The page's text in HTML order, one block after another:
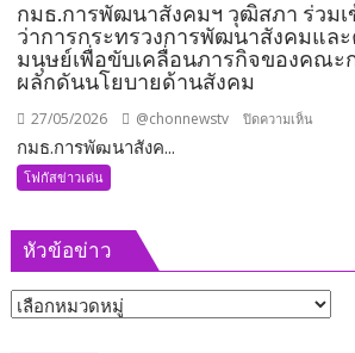
กมธ.การพัฒนาสังคมฯ วุฒิสภา ร่วม
ว่าการกระทรวงการพัฒนาสังคมแล
มนุษย์เพื่อขับเคลื่อนภารกิจของคณะ
ผลักดันนโยบายด้านสังคม
27/05/2026 @chonnewstv ปิดความเห็น
เข้า
พบ
กมธ.การพัฒนาสังค...
โฟกัสข่าวเด่น
หัวข้อข่าว
หัวข้อ